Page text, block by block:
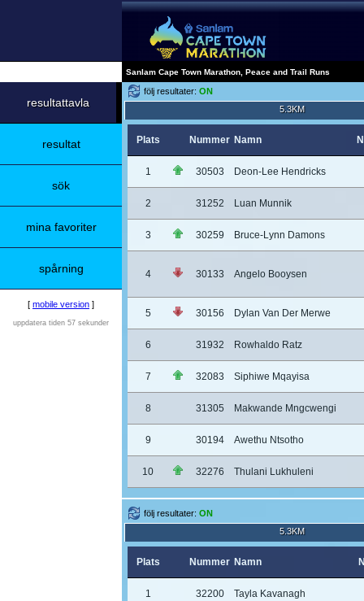
Sanlam Cape Town Marathon, Peace and Trail Runs
resultattavla
resultat
sök
mina favoriter
spårning
[ mobile version ]
uppdatera tiden 57 sekunder
följ resultater: ON
5.3KM
Plats Nummer Namn
1 30503 Deon-Lee Hendricks
2 31252 Luan Munnik
3 30259 Bruce-Lynn Damons
4 30133 Angelo Booysen
5 30156 Dylan Van Der Merwe
6 31932 Rowhaldo Ratz
7 32083 Siphiwe Mqayisa
8 31305 Makwande Mngcwengi
9 30194 Awethu Ntsotho
10 32276 Thulani Lukhuleni
följ resultater: ON
5.3KM
Plats Nummer Namn
1 32200 Tayla Kavanagh